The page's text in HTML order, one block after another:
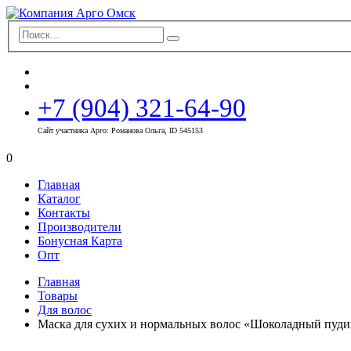
+7 (904) 321-64-90
Сайт участника Арго: Романова Ольга, ID 545153
0
Главная
Каталог
Контакты
Производители
Бонусная Карта
Опт
Главная
Товары
Для волос
Маска для сухих и нормальных волос «Шоколадный